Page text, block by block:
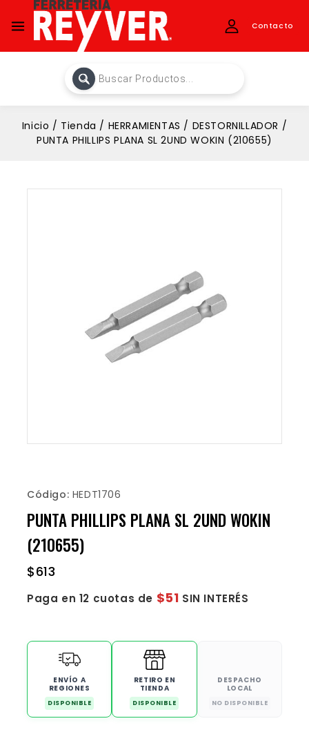
Contacto
Inicio / Tienda / HERRAMIENTAS / DESTORNILLADOR /
PUNTA PHILLIPS PLANA SL 2UND WOKIN (210655)
Código: HEDT1706
PUNTA PHILLIPS PLANA SL 2UND WOKIN
(210655)
$613
Paga en 12 cuotas de $51 SIN INTERÉS
ENVÍO A
REGIONES
DISPONIBLE
RETIRO EN
TIENDA
DISPONIBLE
DESPACHO
LOCAL
NO DISPONIBLE